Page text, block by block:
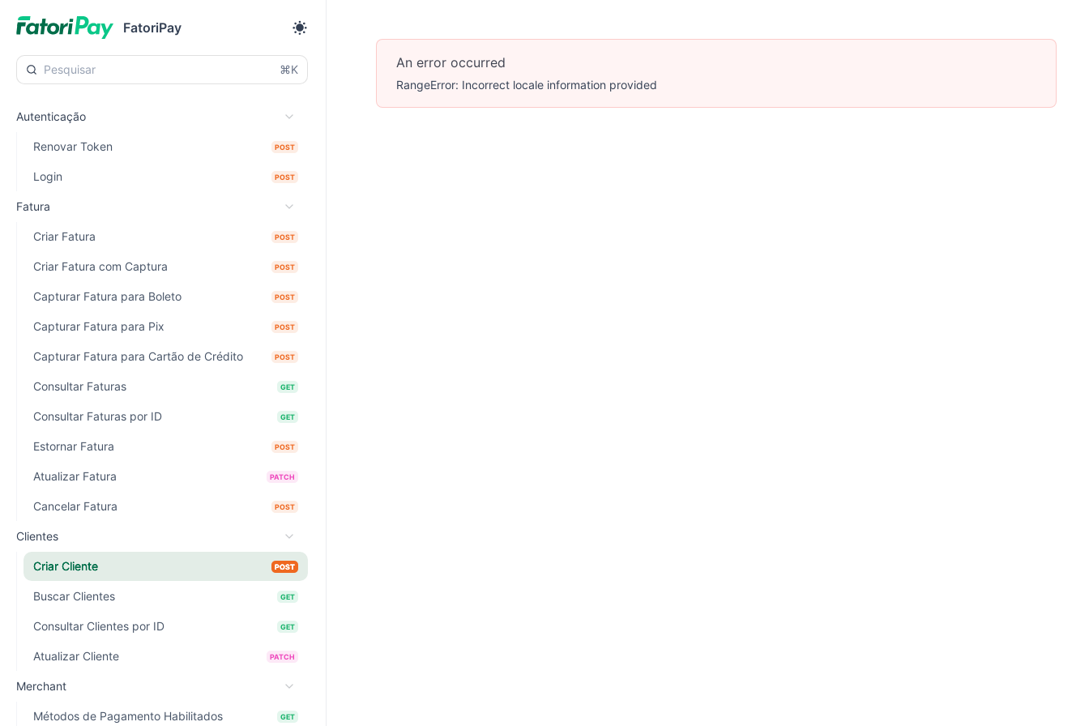
FatoriPay
⌘K
Autenticação
Renovar Token POST
Login POST
Fatura
Criar Fatura POST
Criar Fatura com Captura POST
Capturar Fatura para Boleto POST
Capturar Fatura para Pix POST
Capturar Fatura para Cartão de Crédito POST
Consultar Faturas GET
Consultar Faturas por ID GET
Estornar Fatura POST
Atualizar Fatura PATCH
Cancelar Fatura POST
Clientes
Criar Cliente POST
Buscar Clientes GET
Consultar Clientes por ID GET
Atualizar Cliente PATCH
Merchant
Métodos de Pagamento Habilitados GET
An error occurred
RangeError: Incorrect locale information provided